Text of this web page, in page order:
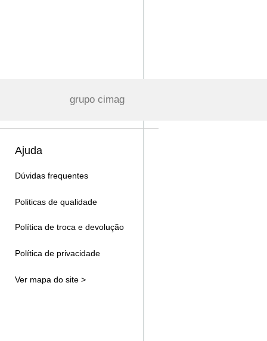
grupo cimag
Ajuda
Dúvidas frequentes
Politicas de qualidade
Política de troca e devolução
Política de privacidade
Ver mapa do site >